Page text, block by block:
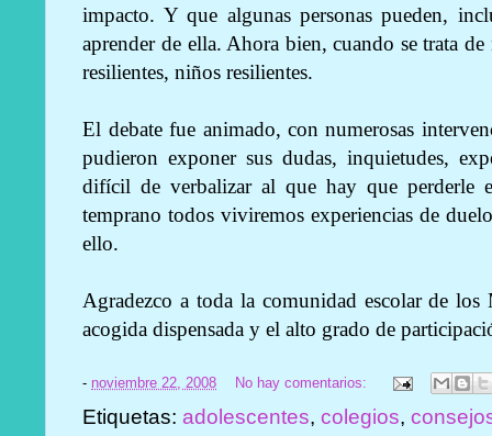
impacto. Y que algunas personas pueden,
aprender de ella. Ahora bien, cuando se trata
resilientes, niños resilientes.
El debate fue animado, con numerosas
pudieron exponer sus dudas, inquietudes,
difícil de verbalizar al que hay que perderle
temprano todos viviremos experiencias de
ello.
Agradezco a toda la comunidad escolar de
acogida dispensada y el alto grado de
- noviembre 22, 2008 No hay comentarios:
Etiquetas:adolescentes,colegios,